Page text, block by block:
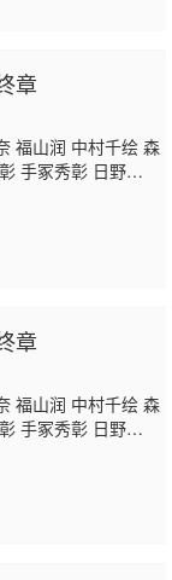
章
福山润 中村千绘 森
手冢秀彰 日野由利
真沙子 大谷育
彦 伊藤健太郎 柚
津田英三
能登麻美子 杉山纪
章
福山润 中村千绘 森
手冢秀彰 日野由利
真沙子 大谷育
彦 伊藤健太郎 柚
津田英三